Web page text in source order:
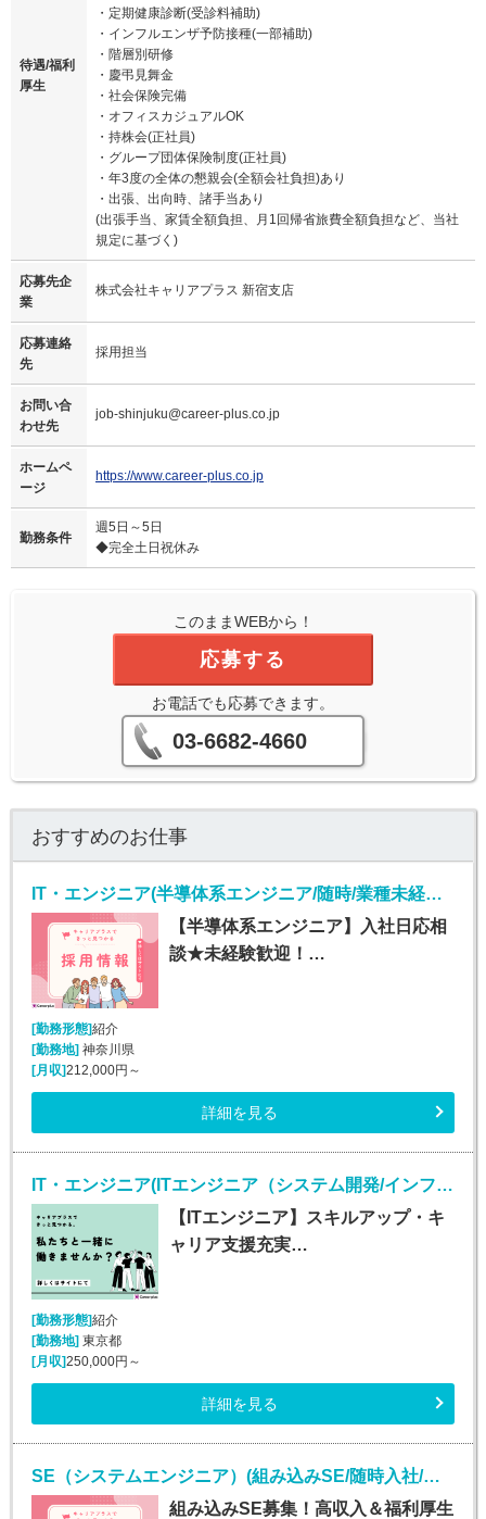
待遇/福利
厚生
・定期健康診断(受診料補助)
・インフルエンザ予防接種(一部補助)
・階層別研修
・慶弔見舞金
・社会保険完備
・オフィスカジュアルOK
・持株会(正社員)
・グループ団体保険制度(正社員)
・年3度の全体の懇親会(全額会社負担)あり
・出張、出向時、諸手当あり
(出張手当、家賃全額負担、月1回帰省旅費全額負担など、当社
規定に基づく)
応募先企
業
株式会社キャリアプラス 新宿支店
応募連絡
先
採用担当
お問い合
わせ先
job-shinjuku@career-plus.co.jp
ホームペ
ージ
https://www.career-plus.co.jp
勤務条件
週5日～5日
◆完全土日祝休み
このままWEBから！
応募する
お電話でも応募できます。
03-6682-4660
おすすめのお仕事
IT・エンジニア(半導体系エンジニア/随時/業種未経験OK)
【半導体系エンジニア】入社日応相
談★未経験歓迎！…
[勤務形態]紹介
[勤務地] 神奈川県
[月収]212,000円～
詳細を見る
IT・エンジニア(ITエンジニア（システム開発/インフラ/Webエンジニア）)
【ITエンジニア】スキルアップ・キ
ャリア支援充実…
[勤務形態]紹介
[勤務地]東京都
[月収]250,000円～
詳細を見る
SE（システムエンジニア）(組み込みSE/随時入社/正社員)
組み込みSE募集！高収入＆福利厚生